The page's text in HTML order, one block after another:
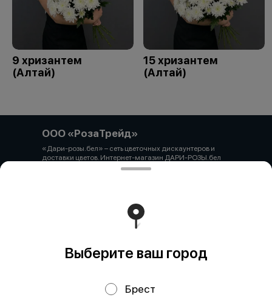
9 хризантем
(Алтай)
15 хризантем
(Алтай)
ООО «РозаТрейд»
«Дари-розы.бел» – сеть цветочных дискаунтеров и
доставки цветов. Интернет-магазин ДАРИ-РОЗЫ.бел
зарегистрирован 06.12.2021 № 524431 в Торговом
выдано администрацией Первомайского района г.
Витебска от 12.10.2021 УНП 391926869 Мы принимаем
онлайн оплату. ВНИМАНИЕ перед оплатой уточняйте
наличие товара у менеджера.
Выберите ваш город
Брест